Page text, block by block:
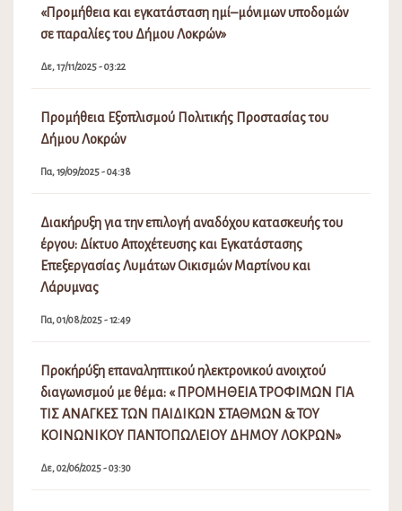
«Προμήθεια και εγκατάσταση ημί–μόνιμων υποδομών
σε παραλίες του Δήμου Λοκρών»
Δε, 17/11/2025 - 03:22
Προμήθεια Εξοπλισμού Πολιτικής Προστασίας του
Δήμου Λοκρών
Πα, 19/09/2025 - 04:38
Διακήρυξη για την επιλογή αναδόχου κατασκευής του
έργου: Δίκτυο Αποχέτευσης και Εγκατάστασης
Επεξεργασίας Λυμάτων Οικισμών Μαρτίνου και
Λάρυμνας
Πα, 01/08/2025 - 12:49
Προκήρύξη επαναληπτικού ηλεκτρονικού ανοιχτού
διαγωνισμού με θέμα: « ΠΡΟΜΗΘΕΙΑ ΤΡΟΦΙΜΩΝ ΓΙΑ
ΤΙΣ ΑΝΑΓΚΕΣ ΤΩΝ ΠΑΙΔΙΚΩΝ ΣΤΑΘΜΩΝ & ΤΟΥ
ΚΟΙΝΩΝΙΚΟΥ ΠΑΝΤΟΠΩΛΕΙΟΥ ΔΗΜΟΥ ΛΟΚΡΩΝ»
Δε, 02/06/2025 - 03:30